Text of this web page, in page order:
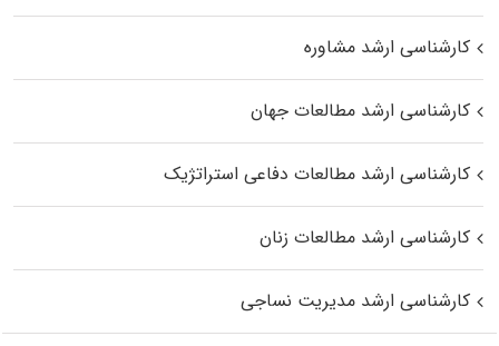
کارشناسی ارشد مشاوره
کارشناسی ارشد مطالعات جهان
کارشناسی ارشد مطالعات دفاعی استراتژیک
کارشناسی ارشد مطالعات زنان
کارشناسی ارشد مدیریت نساجی